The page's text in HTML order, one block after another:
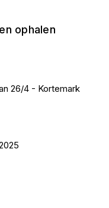
ophalen
26/4 - Kortemark